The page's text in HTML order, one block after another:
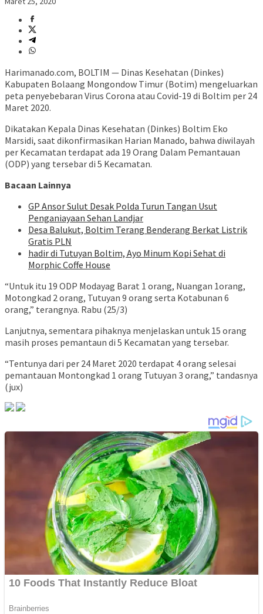
Harimanado.com, BOLTIM — Dinas Kesehatan (Dinkes)
Kabupaten Bolaang Mongondow Timur (Botim) mengeluarkan
peta penyebebaran Virus Corona atau Covid-19 di Boltim per 24
Maret 2020.
Dikatakan Kepala Dinas Kesehatan (Dinkes) Boltim Eko
Marsidi, saat dikonfirmasikan Harian Manado, bahwa diwilayah
per Kecamatan terdapat ada 19 Orang Dalam Pemantauan
(ODP) yang tersebar di 5 Kecamatan.
Bacaan Lainnya
GP Ansor Sulut Desak Polda Turun Tangan Usut
Penganiayaan Sehan Landjar
Desa Balukut, Boltim Terang Benderang Berkat Listrik
Gratis PLN
hadir di Tutuyan Boltim, Ayo Minum Kopi Sehat di
Morphic Coffe House
“Untuk itu 19 ODP Modayag Barat 1 orang, Nuangan 1orang,
Motongkad 2 orang, Tutuyan 9 orang serta Kotabunan 6
orang,” terangnya. Rabu (25/3)
Lanjutnya, sementara pihaknya menjelaskan untuk 15 orang
masih proses pemantaun di 5 Kecamatan yang tersebar.
“Tentunya dari per 24 Maret 2020 terdapat 4 orang selesai
pemantauan Montongkad 1 orang Tutuyan 3 orang,” tandasnya
(jux)